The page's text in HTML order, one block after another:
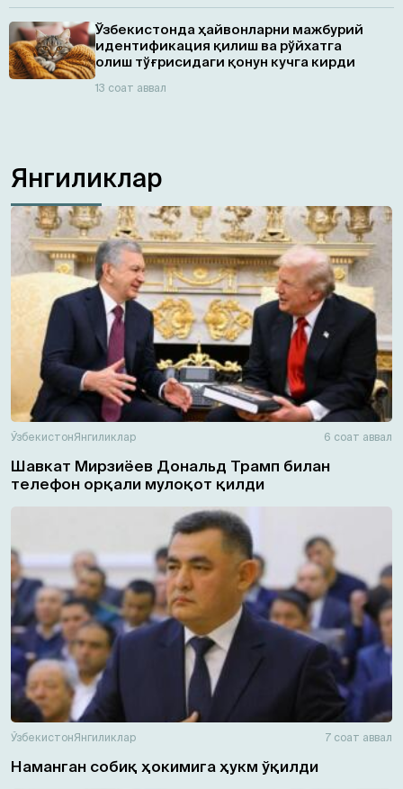
Ўзбекистонда ҳайвонларни мажбурий
идентификация қилиш ва рўйхатга
олиш тўғрисидаги қонун кучга кирди
13 соат аввал
Янгиликлар
ЎзбекистонЯнгиликлар 6 соат аввал
Шавкат Мирзиёев Дональд Трамп билан
телефон орқали мулоқот қилди
ЎзбекистонЯнгиликлар 7 соат аввал
Наманган собиқ ҳокимига ҳукм ўқилди